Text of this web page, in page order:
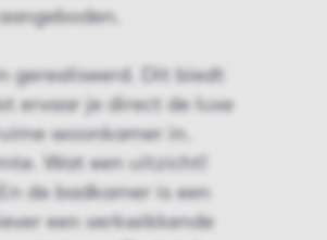
gerealiseerd. Dit biedt
ervaar je direct de luxe
woonkamer in.
Wat een uitzicht!
de badkamer is een
een verkwikkende